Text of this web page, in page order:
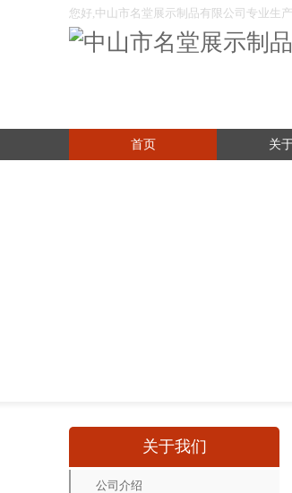
您好,中山市名堂展示制品有限公司专业生
化妆品展架,木制品展架等展示制品。
首页 关
关于我们
公司介绍